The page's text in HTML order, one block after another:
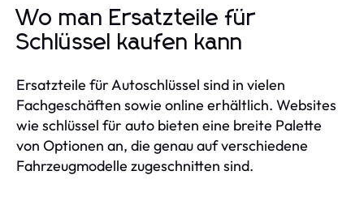
Wo man Ersatzteile für
Schlüssel kaufen kann
Ersatzteile für Autoschlüssel sind in vielen
Fachgeschäften sowie online erhältlich. Websites
wie schlüssel für auto bieten eine breite Palette
von Optionen an, die genau auf verschiedene
Fahrzeugmodelle zugeschnitten sind.